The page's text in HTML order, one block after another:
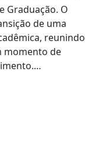
Graduação. O
de uma
reunindo
momento de